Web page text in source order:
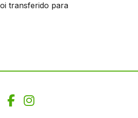
transferido para
Facebook
Instagram